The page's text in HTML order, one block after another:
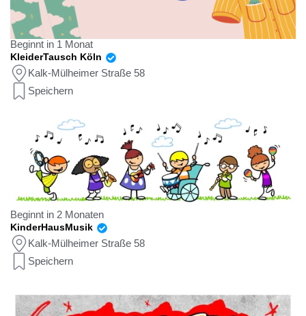
Beginnt in 1 Monat
KleiderTausch Köln
Kalk-Mülheimer Straße 58
Speichern
Beginnt in 2 Monaten
KinderHausMusik
Kalk-Mülheimer Straße 58
Speichern